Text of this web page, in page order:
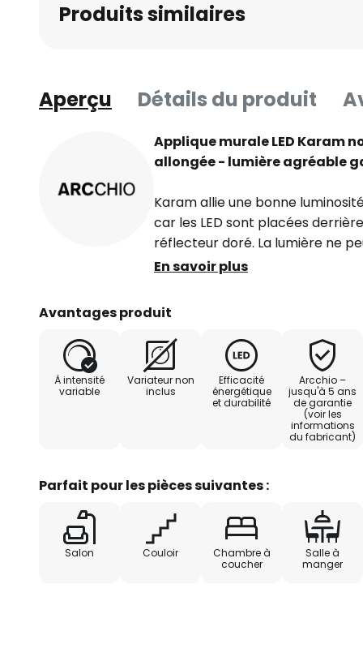
Produits similaires
Aperçu Détails du produit
Applique murale LED Karam
allongée - lumière agréable
Karam allie une bonne
car les LED sont placées
réflecteur doré. La lumière ne
haut et vers le bas, ce qui rend
particulièrement rectiligne et
couleurs noir et or correspond
et s'intègre bien dans tous les
à l'intérieur du luminaire ayant
sur les conditions d'éclairage.
distingue par son rendement
claire avec une consommation
- à intensité variable via un
externe). Une coupure en
En savoir plus
Avantages produit
À intensité
variable
Variateur non
inclus
Efficacité
énergétique
et durabilité
Arcchio –
jusqu'à 5 ans
de garantie
(voir les
informations
du fabricant)
Parfait pour les pièces suivantes :
Salon Couloir
Chambre à
coucher
Salle à
manger